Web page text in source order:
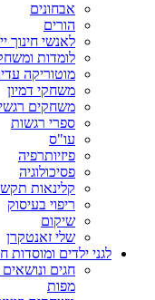
אבחונים
הורים
לאנשי חינוך
לומדות
מוטוריקה
משחקי דמיון
משחקים
ספרי רגשות
עו"ס
פיזיותרפיה
פסיכולוגיה
קלינאות
ריפוי בעיסוק
שיקום
שלי זאנטקרן
לגני ילדים ומוסדות
חגים
מפות